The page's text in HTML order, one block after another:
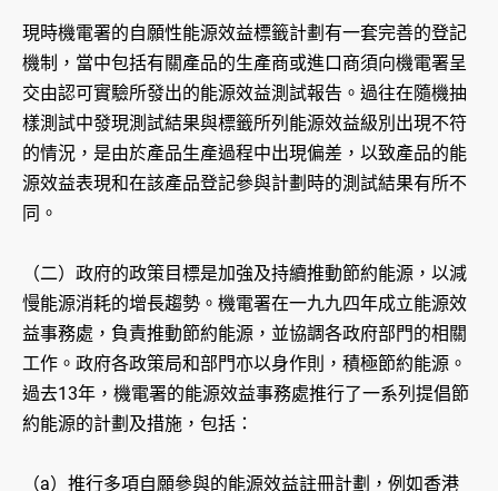
現時機電署的自願性能源效益標籤計劃有一套完善的登記
機制，當中包括有關產品的生產商或進口商須向機電署呈
交由認可實驗所發出的能源效益測試報告。過往在隨機抽
樣測試中發現測試結果與標籤所列能源效益級別出現不符
的情況，是由於產品生產過程中出現偏差，以致產品的能
源效益表現和在該產品登記參與計劃時的測試結果有所不
同。
（二）政府的政策目標是加強及持續推動節約能源，以減
慢能源消耗的增長趨勢。機電署在一九九四年成立能源效
益事務處，負責推動節約能源，並協調各政府部門的相關
工作。政府各政策局和部門亦以身作則，積極節約能源。
過去13年，機電署的能源效益事務處推行了一系列提倡節
約能源的計劃及措施，包括：
（a）推行多項自願參與的能源效益註冊計劃，例如香港